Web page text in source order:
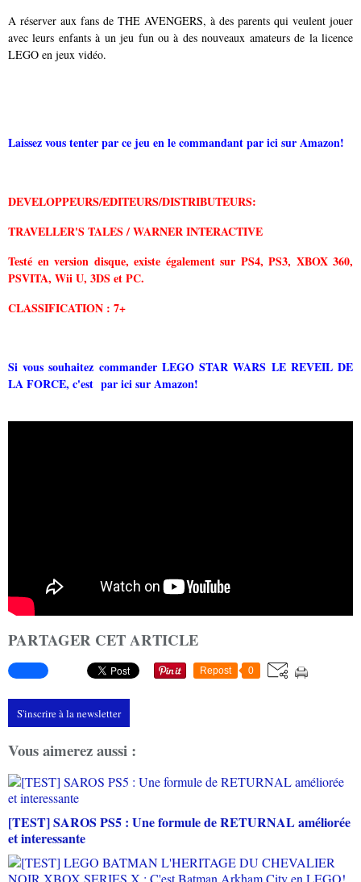
A réserver aux fans de THE AVENGERS, à des parents qui veulent jouer
avec leurs enfants à un jeu fun ou à des nouveaux amateurs de la licence
LEGO en jeux vidéo.
Laissez vous tenter par ce jeu en le commandant par ici sur Amazon!
DEVELOPPEURS/EDITEURS/DISTRIBUTEURS:
TRAVELLER'S TALES / WARNER INTERACTIVE
Testé en version disque, existe également sur PS4, PS3, XBOX 360,
PSVITA, Wii U, 3DS et PC.
CLASSIFICATION : 7+
Si vous souhaitez commander LEGO STAR WARS LE REVEIL DE
LA FORCE, c'est par ici sur Amazon!
PARTAGER CET ARTICLE
Repost 0
S'inscrire à la newsletter
Vous aimerez aussi :
[TEST] SAROS PS5 : Une formule de RETURNAL améliorée
et interessante